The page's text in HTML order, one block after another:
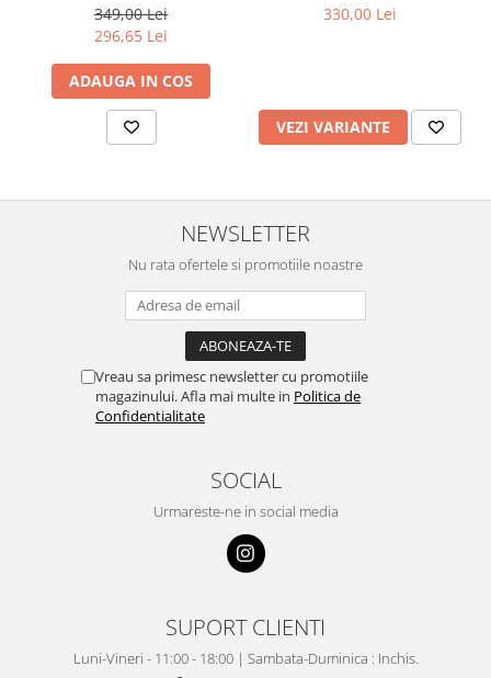
349,00 Lei
296,65 Lei
ADAUGA IN COS
330,00 Lei
VEZI VARIANTE
NEWSLETTER
Nu rata ofertele si promotiile noastre
Vreau sa primesc newsletter cu promotiile
magazinului. Afla mai multe in Politica de
Confidentialitate
SOCIAL
Urmareste-ne in social media
SUPORT CLIENTI
Luni-Vineri - 11:00 - 18:00 | Sambata-Duminica : Inchis.